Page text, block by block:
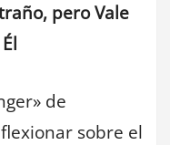
pero Vale
de
sobre el